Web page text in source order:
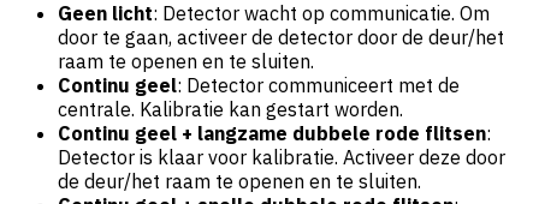
Geen licht: Detector wacht op communicatie. Om
door te gaan, activeer de detector door de deur/het
raam te openen en te sluiten.
Continu geel: Detector communiceert met de
centrale. Kalibratie kan gestart worden.
Continu geel + langzame dubbele rode flitsen:
Detector is klaar voor kalibratie. Activeer deze door
de deur/het raam te openen en te sluiten.